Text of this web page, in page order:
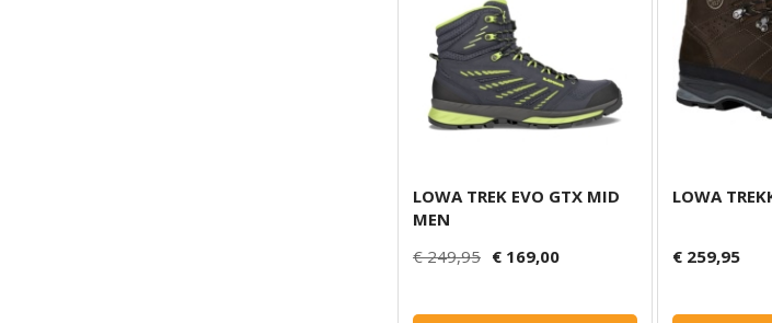
LOWA TREK EVO GTX MID
MEN
€ 249,95 € 169,00
LOWA
€ 259,95